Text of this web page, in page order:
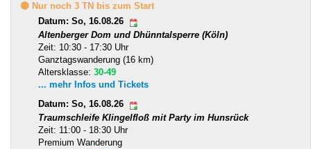
🟡 Nur noch 3 TN bis zum Start
Datum: So, 16.08.26
Altenberger Dom und Dhünntalsperre (Köln)
Zeit: 10:30 - 17:30 Uhr
Ganztagswanderung (16 km)
Altersklasse: 30-49
... mehr Infos und Tickets
Datum: So, 16.08.26
Traumschleife Klingelfloß mit Party im Hunsrück
Zeit: 11:00 - 18:30 Uhr
Premium Wanderung